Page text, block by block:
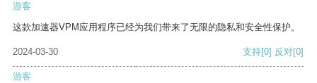
游客
这款加速器VPM应用程序已经为我们带来了无限的隐私和安全性保护。
2024-03-30 支持[0] 反对[0]
游客